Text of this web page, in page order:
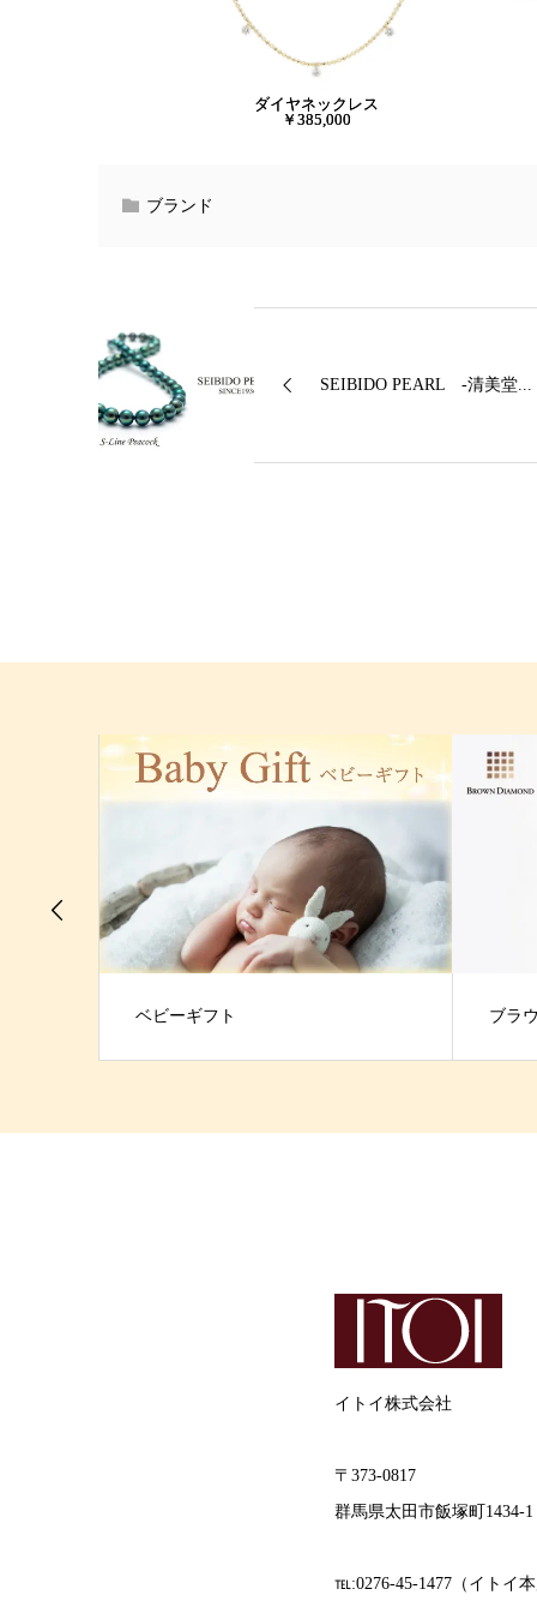
ダイヤネックレス
￥385,000
ブランド
SEIBIDO PEARL -清美堂...
ベビーギフト ブラ
イトイ株式会社
〒373-0817
群馬県太田市飯塚町1434-1
℡:0276-45-1477（イトイ